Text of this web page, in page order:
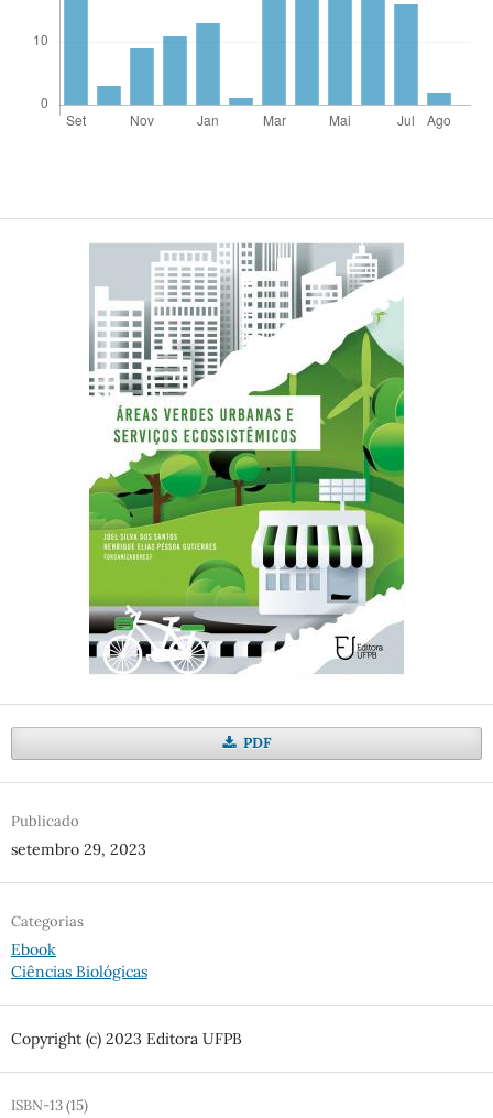
PDF
Publicado
setembro 29, 2023
Categorias
Ebook
Ciências Biológicas
Copyright (c) 2023 Editora UFPB
ISBN-13 (15)